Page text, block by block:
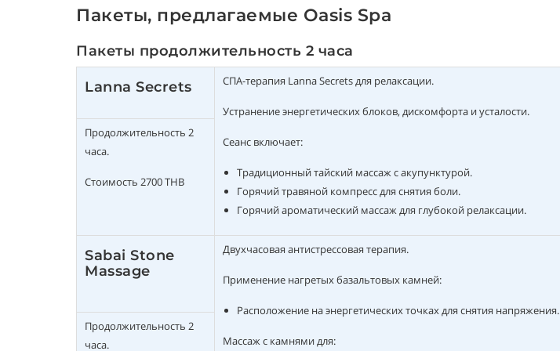
Пакеты, предлагаемые Oasis Spa
Пакеты продолжительность 2 часа
Lanna Secrets СПА-терапия Lanna Secrets для релаксации.
Устранение энергетических блоков, дискомфорта и усталости.
Сеанс включает:
Традиционный тайский массаж с акупунктурой.
Горячий травяной компресс для снятия боли.
Горячий ароматический массаж для глубокой релаксации.
Продолжительность 2
часа.
Стоимость 2700 THB
Sabai Stone
Massage
Двухчасовая антистрессовая терапия.
Применение нагретых базальтовых камней:
Расположение на энергетических точках для снятия напряжения.
Массаж с камнями для:
Продолжительность 2
часа.